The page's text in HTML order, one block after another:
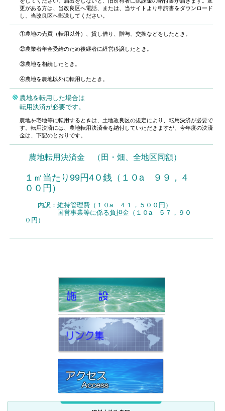
更がある方は、当改良区へ電話、または、当サイトより申請書をダウンロード
し、当改良区へ郵送してください。
①農地の売買（転用以外）、貸し借り、贈与、交換などをしたとき。
②農業者年金受給のため後継者に経営移譲したとき。
③農地を相続したとき。
④農地を農地以外に転用したとき。
農地を転用した場合は
転用決済が必要です。
農地を宅地等に転用するときは、土地改良区の規定により、転用決済が必要で
す。転用決済には、農地転用決済金を納付していただきますが、今年度の決済
金は、下記のとおりです。
農地転用決済金 （田・畑、全地区同額）
１㎡当たり99円4０銭（１０a ９９，４
００円）
内訳：維持管理費（１０a ４１，５００円）
国営事業等に係る負担金（１０a ５７，９０
０円）